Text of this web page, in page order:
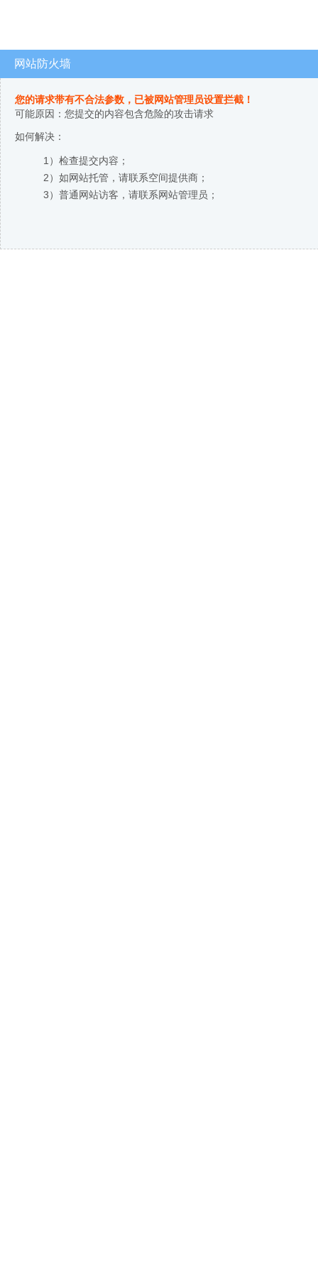
网站防火墙
您的请求带有不合法参数，已被网站管理员设置拦截！
可能原因：您提交的内容包含危险的攻击请求
如何解决：
1）检查提交内容；
2）如网站托管，请联系空间提供商；
3）普通网站访客，请联系网站管理员；